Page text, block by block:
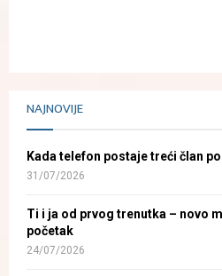
NAJNOVIJE
Kada telefon postaje treći član
31/07/2026
Ti i ja od prvog trenutka – novo
početak
24/07/2026